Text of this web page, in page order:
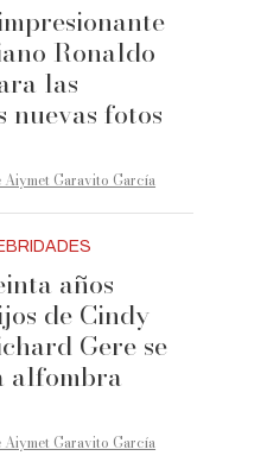
Ronaldo
las
nuevas fotos
Garavito García
años
de Cindy
Gere se
alfombra
Garavito García